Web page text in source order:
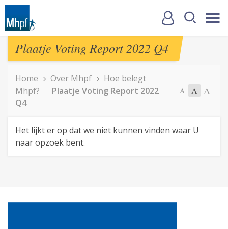
Plaatje Voting Report 2022 Q4
Home Over Mhpf
Hoe belegt
Mhpf?
Plaatje Voting Report 2022
Q4
A A A
Het lijkt er op dat we niet kunnen vinden waar U
naar opzoek bent.